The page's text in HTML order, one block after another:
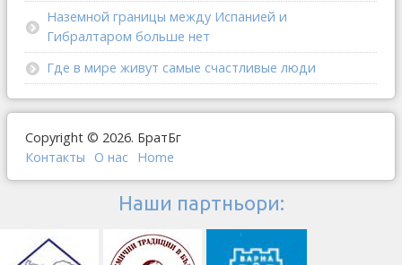
Наземной границы между Испанией и
Гибралтаром больше нет
Где в мире живут самые счастливые люди
Copyright © 2026. БратБг
Контакты
О наc Home
Наши партньори: